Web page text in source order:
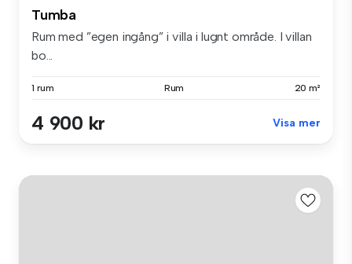
Tumba
Rum med ”egen ingång” i villa i lugnt område. I villan
bo...
1 rum Rum 20 m²
4 900 kr Visa mer